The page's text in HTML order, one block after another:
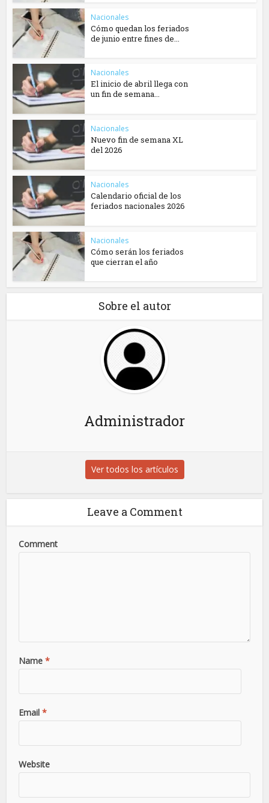
Nacionales
Cómo quedan los feriados
de junio entre fines de...
Nacionales
El inicio de abril llega con
un fin de semana...
Nacionales
Nuevo fin de semana XL
del 2026
Nacionales
Calendario oficial de los
feriados nacionales 2026
Nacionales
Cómo serán los feriados
que cierran el año
Sobre el autor
Administrador
Ver todos los artículos
Leave a Comment
Comment
Name *
Email *
Website